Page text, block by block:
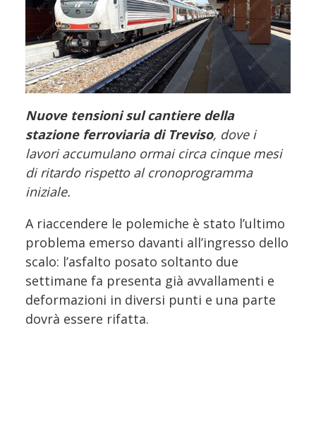
Nuove tensioni sul cantiere della
stazione ferroviaria di Treviso, dove i
lavori accumulano ormai circa cinque mesi
di ritardo rispetto al cronoprogramma
iniziale.
A riaccendere le polemiche è stato l’ultimo
problema emerso davanti all’ingresso dello
scalo: l’asfalto posato soltanto due
settimane fa presenta già avvallamenti e
deformazioni in diversi punti e una parte
dovrà essere rifatta.